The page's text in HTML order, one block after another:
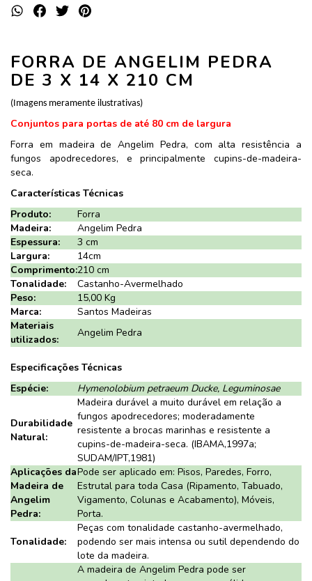
FORRA DE ANGELIM PEDRA
DE 3 X 14 X 210 CM
(Imagens meramente ilustrativas)
Conjuntos para portas de até 80 cm de largura
Forra em madeira de Angelim Pedra, com alta resistência a
fungos apodrecedores, e principalmente cupins-de-madeira-
seca.
Características Técnicas
Produto:
Forra
Madeira:
Angelim Pedra
Espessura:
3 cm
Largura:
14cm
Comprimento:210 cm
Tonalidade:
Castanho-Avermelhado
Peso:
15,00 Kg
Marca:
Santos Madeiras
Materiais
utilizados:
Angelim Pedra
Especificações Técnicas
Espécie:
Hymenolobium petraeum Ducke, Leguminosae
Durabilidade
Natural:
Madeira durável a muito durável em relação a
fungos apodrecedores; moderadamente
resistente a brocas marinhas e resistente a
cupins-de-madeira-seca. (IBAMA,1997a;
SUDAM/IPT,1981)
Aplicações da
Madeira de
Angelim
Pedra:
Pode ser aplicado em: Pisos, Paredes, Forro,
Estrutal para toda Casa (Ripamento, Tabuado,
Vigamento, Colunas e Acabamento), Móveis,
Porta.
Tonalidade:
Peças com tonalidade castanho-avermelhado,
podendo ser mais intensa ou sutil dependendo do
lote da madeira.
A madeira de Angelim Pedra pode ser